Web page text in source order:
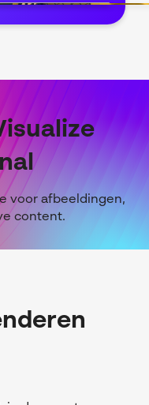
voor afbeeldingen,
content.